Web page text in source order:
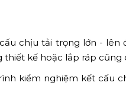
chịu tải trọng lớn -
thiết kế hoặc lắp ráp
kiểm nghiệm kết cấu